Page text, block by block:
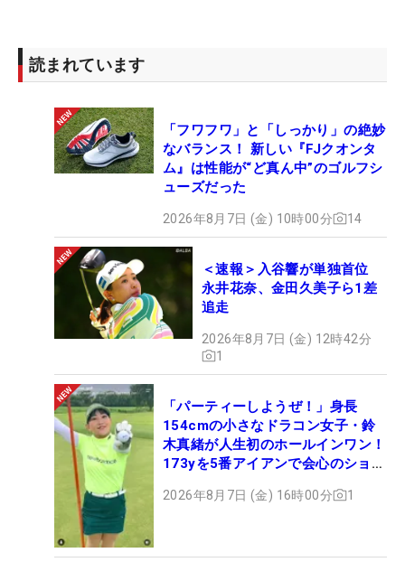
読まれています
「フワフワ」と「しっかり」の絶妙
なバランス！ 新しい『FJクオンタ
ム』は性能が“ど真ん中”のゴルフシ
ューズだった
2026年8月7日 (金) 10時00分 14
＜速報＞入谷響が単独首位
永井花奈、金田久美子ら1差
追走
2026年8月7日 (金) 12時42分
1
「パーティーしようぜ！」身長
154cmの小さなドラコン女子・鈴
木真緒が人生初のホールインワン！
173yを5番アイアンで会心のショッ
2026年8月7日 (金) 16時00分 1